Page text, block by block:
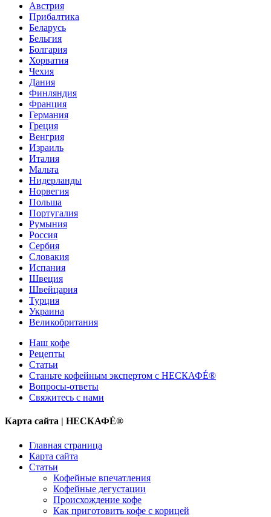
Австрия
Прибалтика
Беларусь
Бельгия
Болгария
Хорватия
Чехия
Дания
Финляндия
Франция
Германия
Греция
Венгрия
Израиль
Италия
Мальта
Нидерланды
Норвегия
Польша
Португалия
Румыния
Россия
Сербия
Словакия
Испания
Швеция
Швейцария
Турция
Украина
Великобритания
Наш кофе
Рецепты
Cтатьи
Станьте кофейным экспертом с НЕСКАФÉ®
Вопросы-ответы
Свяжитесь с нами
Карта сайта | НЕСКАФÉ®
Главная страница
Карта сайта
Статьи
Кофейные впечатления
Кофейные дегустации
Происхождение кофе
Как приготовить кофе с корицей